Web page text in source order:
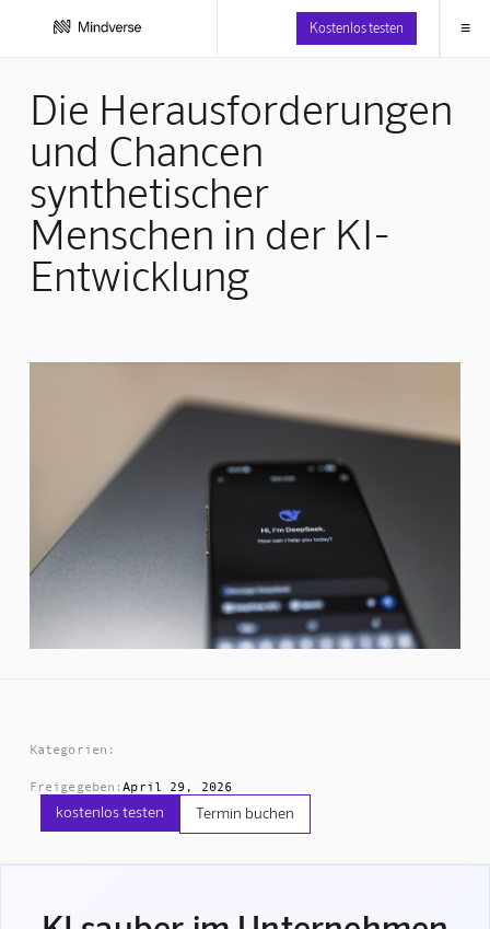
Kostenlos testen ≡
Die Herausforderungen
und Chancen
synthetischer
Menschen in der KI-
Entwicklung
Kategorien:
Freigegeben:April 29, 2026
kostenlos testen Termin buchen